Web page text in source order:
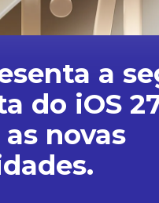
a
do iOS
novas